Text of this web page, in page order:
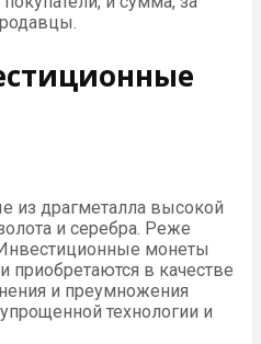
из драгметалла высокой
и серебра. Реже
монеты
приобретаются в качестве
и преумножения
технологии и